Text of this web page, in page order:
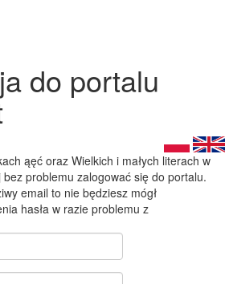
do portalu
ąęć oraz Wielkich i małych literach w
problemu zalogować się do portalu.
email to nie będziesz mógł
hasła w razie problemu z